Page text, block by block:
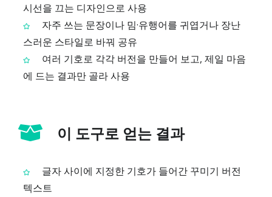
시선을 끄는 디자인으로 사용
자주 쓰는 문장이나 밈·유행어를 귀엽거나 장난
스러운 스타일로 바꿔 공유
여러 기호로 각각 버전을 만들어 보고, 제일 마음
에 드는 결과만 골라 사용
이 도구로 얻는 결과
글자 사이에 지정한 기호가 들어간 꾸미기 버전
텍스트